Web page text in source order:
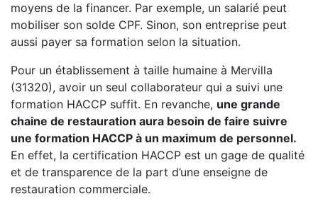
moyens de la financer. Par exemple, un salarié peut
mobiliser son solde CPF. Sinon, son entreprise peut
aussi payer sa formation selon la situation.
Pour un établissement à taille humaine à Mervilla
(31320), avoir un seul collaborateur qui a suivi une
formation HACCP suffit. En revanche, une grande
chaine de restauration aura besoin de faire suivre
une formation HACCP à un maximum de personnel.
En effet, la certification HACCP est un gage de qualité
et de transparence de la part d’une enseigne de
restauration commerciale.